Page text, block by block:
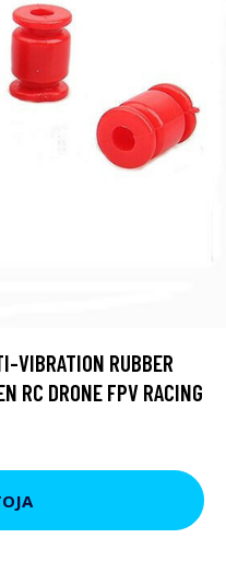
VIBRATION RUBBER
RC DRONE FPV RACING